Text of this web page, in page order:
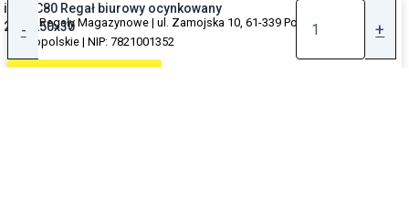
AWIZ Regały Magazynowe | ul. Zamojska 10, 61-339 Poznań, woj.
wielkopolskie | NIP: 7821001352
-
ilość C80 Regał biurowy ocynkowany
200x250x30
+